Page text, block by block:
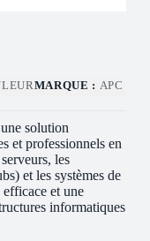
MARQUE : APC
solution
et professionnels en
les
et les systèmes de
et une
informatiques